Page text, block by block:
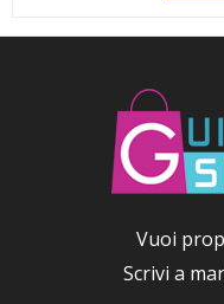
Vuoi
Scrivi a